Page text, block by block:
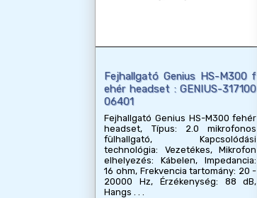
Fejhallgató Genius HS-M300 f
ehér headset : GENIUS-317100
06401
Fejhallgató Genius HS-M300 fehér
headset, Típus: 2.0 mikrofonos
fülhallgató, Kapcsolódási
technológia: Vezetékes, Mikrofon
elhelyezés: Kábelen, Impedancia:
16 ohm, Frekvencia tartomány: 20 -
20000 Hz, Érzékenység: 88 dB,
Hangs